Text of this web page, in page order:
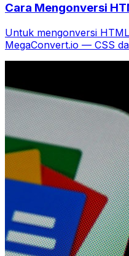
Cara Mengonversi
Untuk mengonversi
MegaConvert.io — CSS